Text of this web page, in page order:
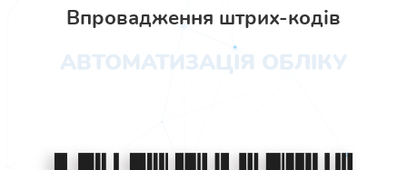
Впровадження штрих-кодів
АВТОМАТИЗАЦІЯ ОБЛІКУ